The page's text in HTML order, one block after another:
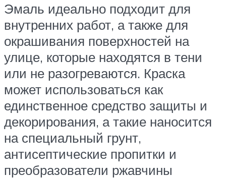
Эмаль идеально подходит для
внутренних работ, а также для
окрашивания поверхностей на
улице, которые находятся в тени
или не разогреваются. Краска
может использоваться как
единственное средство защиты и
декорирования, а такие наносится
на специальный грунт,
антисептические пропитки и
преобразователи ржавчины